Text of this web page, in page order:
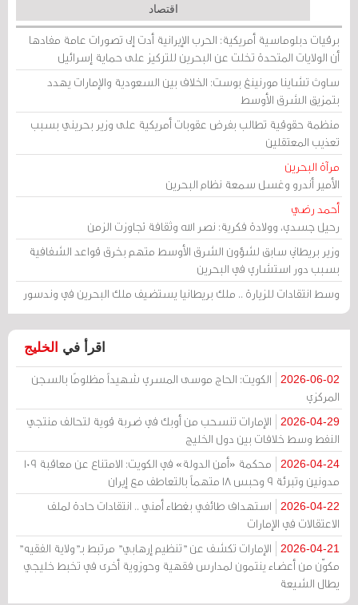
اقتصاد
برقيات دبلوماسية أمريكية: الحرب الإيرانية أدت إلى تصورات عامة مفادها
أن الولايات المتحدة تخلت عن البحرين للتركيز على حماية إسرائيل
ساوث تشاينا مورنينغ بوست: الخلاف بين السعودية والإمارات يهدد
بتمزيق الشرق الأوسط
منظمة حقوقية تطالب بفرض عقوبات أمريكية على وزير بحريني بسبب
تعذيب المعتقلين
مرآة البحرين
الأمير أندرو وغسل سمعة نظام البحرين
أحمد رضي
رحيل جسدي، وولادة فكرية: نصر الله وثقافة تجاوزت الزمن
وزير بريطاني سابق لشؤون الشرق الأوسط متهم بخرق قواعد الشفافية
بسبب دور استشاري في البحرين
وسط انتقادات للزيارة .. ملك بريطانيا يستضيف ملك البحرين في وندسور
اقرأ في الخليج
2026-06-02
الكويت: الحاج موسى المسري شهيداً مظلومًا بالسجن
المركزي
2026-04-29
الإمارات تنسحب من أوبك في ضربة قوية لتحالف منتجي
النفط وسط خلافات بين دول الخليج
2026-04-24
محكمة «أمن الدولة» في الكويت: الامتناع عن معاقبة 109
مدونين وتبرئة 9 وحبس 18 متهماً بالتعاطف مع إيران
2026-04-22
استهداف طائفي بغطاء أمني .. انتقادات حادة لملف
الاعتقالات في الإمارات
2026-04-21
الإمارات تكشف عن "تنظيم إرهابي" مرتبط بـ"ولاية الفقيه"
مكوّن من أعضاء ينتمون لمدارس فقهية وحوزوية أخرى في تخبط خليجي
يطال الشيعة